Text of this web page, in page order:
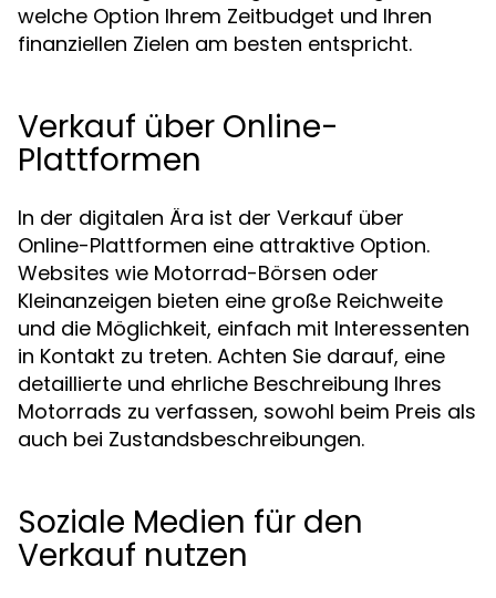
welche Option Ihrem Zeitbudget und Ihren
finanziellen Zielen am besten entspricht.
Verkauf über Online-
Plattformen
In der digitalen Ära ist der Verkauf über
Online-Plattformen eine attraktive Option.
Websites wie Motorrad-Börsen oder
Kleinanzeigen bieten eine große Reichweite
und die Möglichkeit, einfach mit Interessenten
in Kontakt zu treten. Achten Sie darauf, eine
detaillierte und ehrliche Beschreibung Ihres
Motorrads zu verfassen, sowohl beim Preis als
auch bei Zustandsbeschreibungen.
Soziale Medien für den
Verkauf nutzen